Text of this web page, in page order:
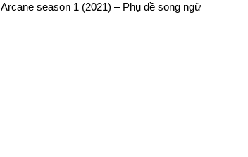
Arcane season 1 (2021) – Phụ đề song ngữ